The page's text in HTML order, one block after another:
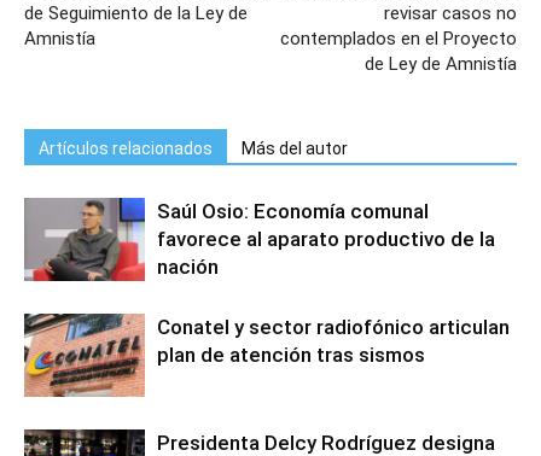
de Seguimiento de la Ley de
Amnistía
revisar casos no
contemplados en el Proyecto
de Ley de Amnistía
Artículos relacionados Más del autor
Saúl Osio: Economía comunal
favorece al aparato productivo de la
nación
Conatel y sector radiofónico articulan
plan de atención tras sismos
Presidenta Delcy Rodríguez designa